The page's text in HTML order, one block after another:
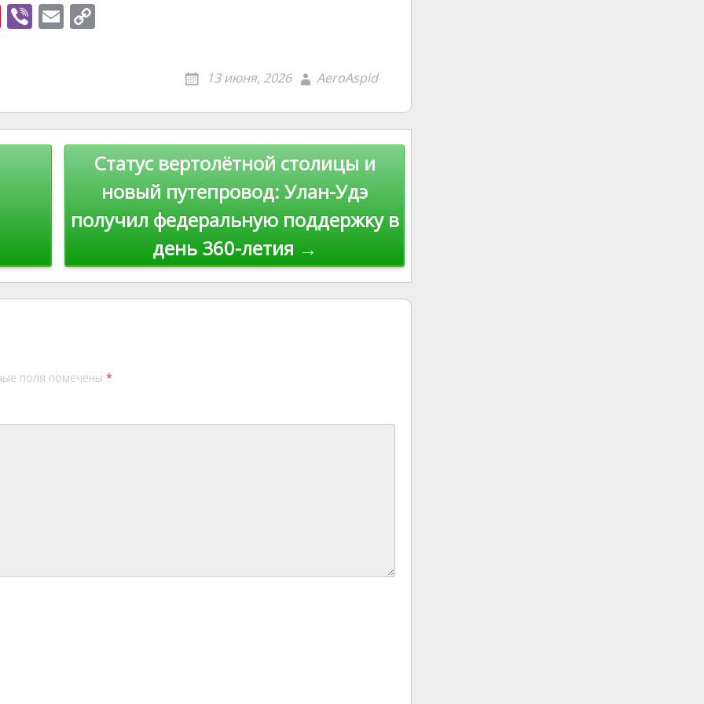
Pi
st
Vi E
Li
n
k
13 июня, 2026 AeroAspid
Статус вертолётной столицы и
новый путепровод: Улан-Удэ
получил федеральную поддержку в
день 360-летия →
поля помечены *